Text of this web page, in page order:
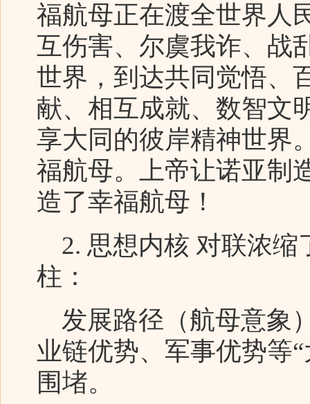
福航母正在渡全世界人
互伤害、尔虞我诈、战
世界，到达共同觉悟、
献、相互成就、数智文
享大同的彼岸精神世界
福航母。上帝让诺亚制
造了幸福航母！
2. 思想内核 对联浓缩
柱：
发展路径（航母意象
业链优势、军事优势等
围堵。